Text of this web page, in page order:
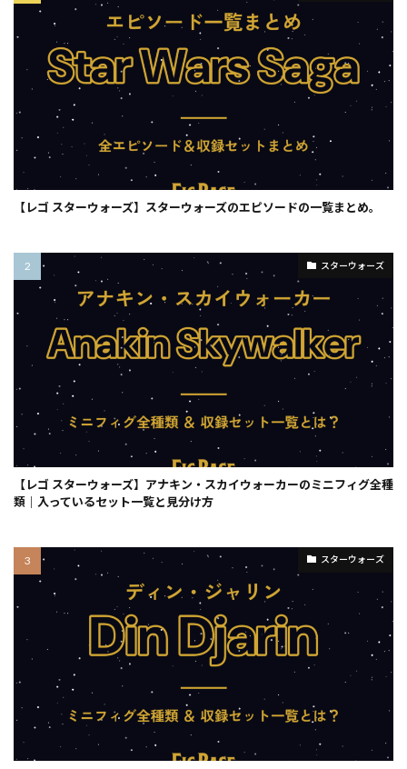
【レゴ スターウォーズ】スターウォーズのエピソードの一覧まとめ。
スターウォーズ
【レゴ スターウォーズ】アナキン・スカイウォーカーのミニフィグ全種
類｜入っているセット一覧と見分け方
スターウォーズ